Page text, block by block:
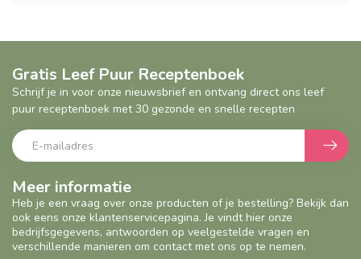
Meer informatie
Heb je een vraag over onze producten of je bestelling? Bekijk dan
ook eens onze klantenservicepagina. Je vindt hier onze
bedrijfsgegevens, antwoorden op veelgestelde vragen en
verschillende manieren om contact met ons op te nemen.
Gratis Leef Puur Receptenboek
Schrijf je in voor onze nieuwsbrief en ontvang direct ons leef
puur receptenboek met 30 gezonde en snelle recepten